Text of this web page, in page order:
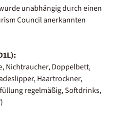
unabhängig durch einen
Council anerkannten
Nichtraucher, Doppelbett,
Haartrockner,
regelmäßig, Softdrinks,